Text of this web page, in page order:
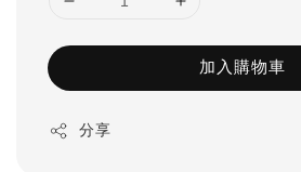
加入購物車
分享